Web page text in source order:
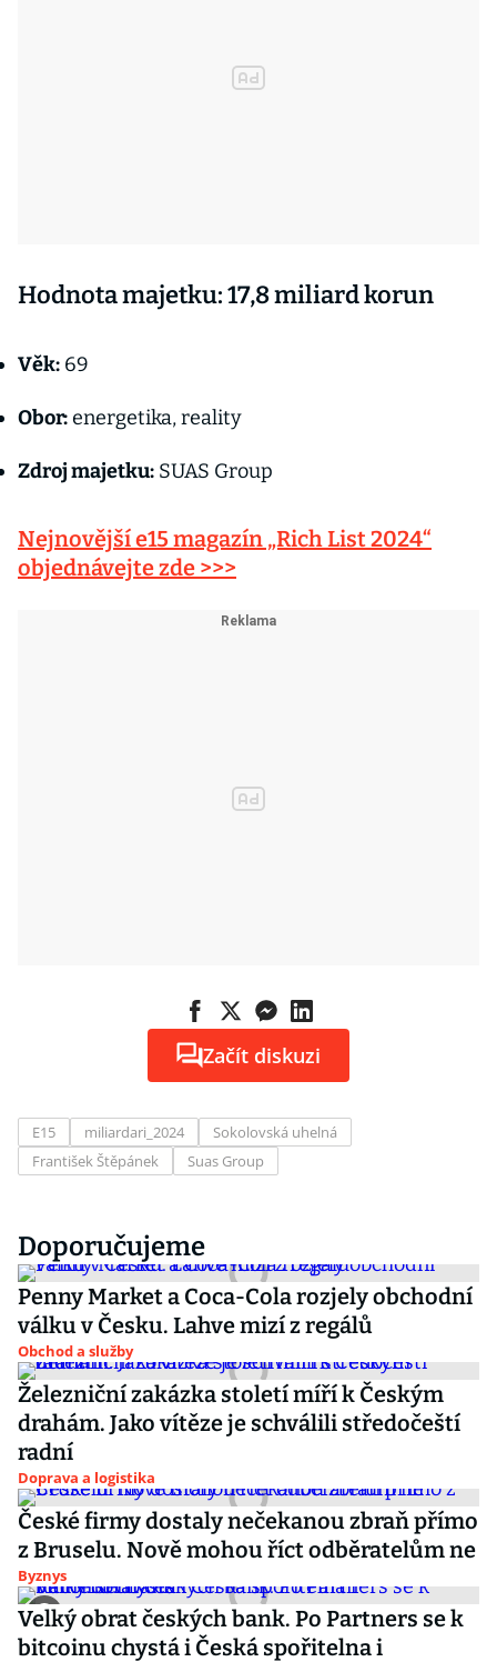
Hodnota majetku: 17,8 miliard korun
Věk: 69
Obor:energetika, reality
Zdroj majetku: SUAS Group
Nejnovější e15 magazín „Rich List 2024“
objednávejte zde >>>
Začít diskuzi
E15 miliardari_2024
Sokolovská uhelná
František Štěpánek
Suas Group
Doporučujeme
Penny Market a Coca-Cola rozjely obchodní
válku v Česku. Lahve mizí z regálů
Obchod a služby
Železniční zakázka století míří k Českým
drahám. Jako vítěze je schválili středočeští
radní
Doprava a logistika
České firmy dostaly nečekanou zbraň přímo
z Bruselu. Nově mohou říct odběratelům ne
Byznys
Velký obrat českých bank. Po Partners se k
bitcoinu chystá i Česká spořitelna i